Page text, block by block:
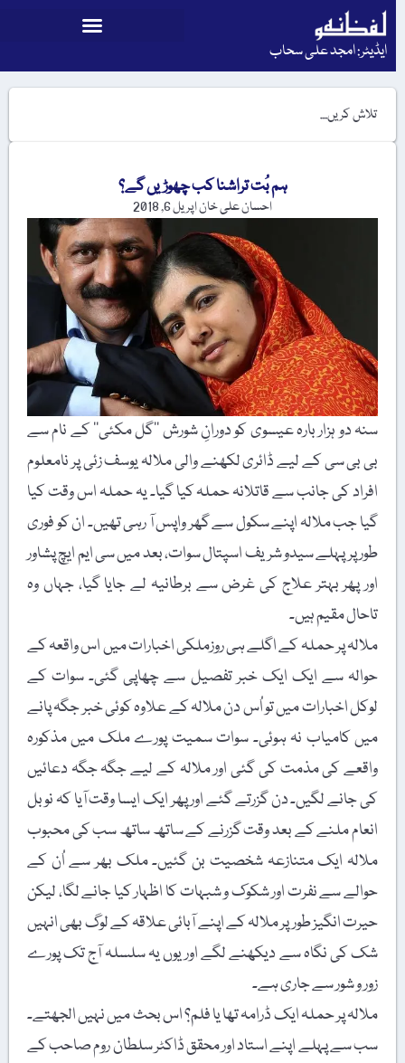
ایڈیٹر: امجد علی سحاب
ہم بُت تراشنا کب چھوڑیں گے؟
احسان علی خاناپریل 6, 2018
سنہ دو ہزار بارہ عیسوی کو دورانِ شورش ’’گل مکئی‘‘ کے نام سے
بی بی سی کے لیے ڈائری لکھنے والی ملالہ یوسف زئی پر نامعلوم
افراد کی جانب سے قاتلانہ حملہ کیا گیا۔ یہ حملہ اس وقت کیا
گیا جب ملالہ اپنے سکول سے گھر واپس آ رہی تھیں۔ ان کو فوری
طور پر پہلے سیدو شریف اسپتال سوات، بعد میں سی ایم ایچ پشاور
اور پھر بہتر علاج کی غرض سے برطانیہ لے جایا گیا، جہاں وہ
تاحال مقیم ہیں۔
ملالہ پر حملہ کے اگلے ہی روزملکی اخبارات میں اس واقعہ کے
حوالہ سے ایک ایک خبر تفصیل سے چھاپی گئی۔ سوات کے
لوکل اخبارات میں تو اُس دن ملالہ کے علاوہ کوئی خبر جگہ پانے
میں کامیاب نہ ہوئی۔ سوات سمیت پورے ملک میں مذکورہ
واقعے کی مذمت کی گئی اور ملالہ کے لیے جگہ جگہ دعائیں
کی جانے لگیں۔ دن گزرتے گئے اور پھر ایک ایسا وقت آیا کہ نوبل
انعام ملنے کے بعد وقت گزرنے کے ساتھ ساتھ سب کی محبوب
ملالہ ایک متنازعہ شخصیت بن گئیں۔ ملک بھر سے اُن کے
حوالے سے نفرت اور شکوک و شبہات کا اظہار کیا جانے لگا، لیکن
حیرت انگیز طور پر ملالہ کے اپنے آبائی علاقہ کے لوگ بھی انہیں
شک کی نگاہ سے دیکھنے لگے اور یوں یہ سلسلہ آج تک پورے
زور و شور سے جاری ہے۔
ملالہ پر حملہ ایک ڈرامہ تھا یا فلم؟ اس بحث میں نہیں الجھتے۔
سب سے پہلے اپنے استاد اور محقق ڈاکٹر سلطان روم صاحب کے